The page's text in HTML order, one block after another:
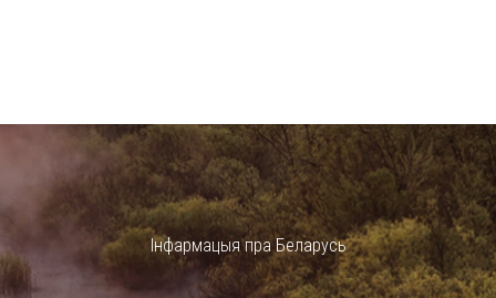
Інфармацыя пра Беларусь